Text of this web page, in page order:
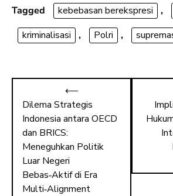
o
ok
d
o
n
Tagged kebebasan berekspresi ,
kriminalisasi
, Polri ,
⟵
Dilema Strategis
Indonesia antara OECD
dan BRICS:
Meneguhkan Politik
Luar Negeri
Bebas‑Aktif di Era
Multi‑Alignment